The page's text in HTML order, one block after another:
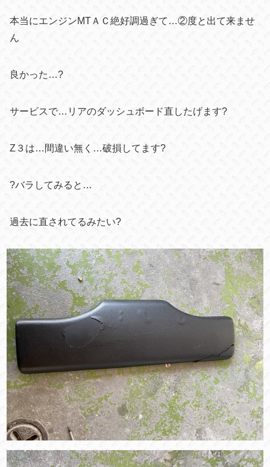
本当にエンジンMTＡＣ絶好調過ぎて…②度と出て来ませ
ん
良かった…?
サービスで…リアのダッシュボード直したげます?
Z３は…間違い無く…破損してます?
?バラしてみると…
過去に直されてるみたい?